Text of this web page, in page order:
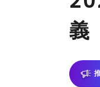
義